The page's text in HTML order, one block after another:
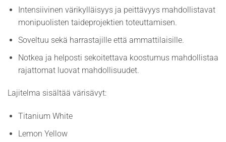
Intensiivinen värikylläisyys ja peittävyys mahdollistavat
monipuolisten taideprojektien toteuttamisen.
Soveltuu sekä harrastajille että ammattilaisille.
Notkea ja helposti sekoitettava koostumus mahdollistaa
rajattomat luovat mahdollisuudet.
Lajitelma sisältää värisävyt:
Titanium White
Lemon Yellow